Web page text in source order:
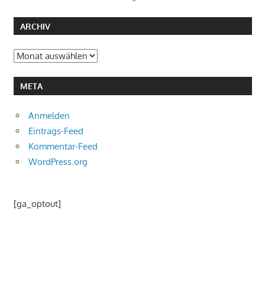
ARCHIV
Archiv
META
Anmelden
Eintrags-Feed
Kommentar-Feed
WordPress.org
[ga_optout]